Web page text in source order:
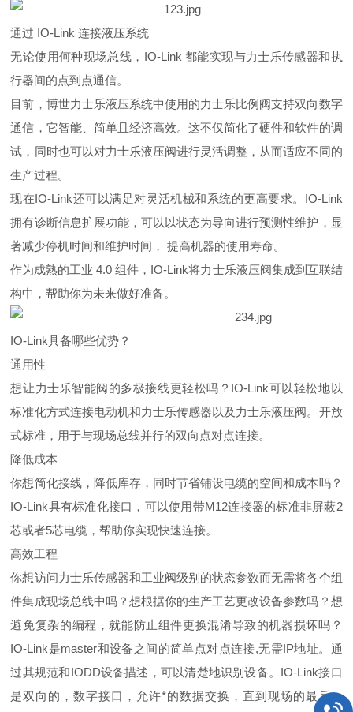
通过 IO-Link 连接液压系统
无论使用何种现场总线，IO-Link 都能实现与力士乐传感器和执
行器间的点到点通信。
目前，博世力士乐液压系统中使用的力士乐比例阀支持双向数字
通信，它智能、简单且经济高效。这不仅简化了硬件和软件的调
试，同时也可以对力士乐液压阀进行灵活调整，从而适应不同的
生产过程。
现在IO-Link还可以满足对灵活机械和系统的更高要求。IO-Link
拥有诊断信息扩展功能，可以以状态为导向进行预测性维护，显
著减少停机时间和维护时间， 提高机器的使用寿命。
作为成熟的工业 4.0 组件，IO-Link将力士乐液压阀集成到互联结
构中，帮助你为未来做好准备。
IO-Link具备哪些优势？
通用性
想让力士乐智能阀的多极接线更轻松吗？IO-Link可以轻松地以
标准化方式连接电动机和力士乐传感器以及力士乐液压阀。开放
式标准，用于与现场总线并行的双向点对点连接。
降低成本
你想简化接线，降低库存，同时节省铺设电缆的空间和成本吗？
IO-Link具有标准化接口，可以使用带M12连接器的标准非屏蔽2
芯或者5芯电缆，帮助你实现快速连接。
高效工程
你想访问力士乐传感器和工业阀级别的状态参数而无需将各个组
件集成现场总线中吗？想根据你的生产工艺更改设备参数吗？想
避免复杂的编程，就能防止组件更换混淆导致的机器损坏吗？
IO-Link是master和设备之间的简单点对点连接,无需IP地址。通
过其规范和IODD设备描述，可以清楚地识别设备。IO-Link接口
是双向的，数字接口，允许*的数据交换，直到现场的最后一